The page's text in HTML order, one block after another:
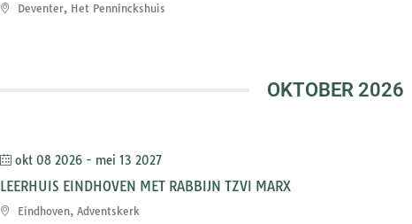
Deventer, Het Penninckshuis
OKTOBER 2026
okt 08 2026 - mei 13 2027
LEERHUIS EINDHOVEN MET RABBIJN TZVI MARX
Eindhoven, Adventskerk